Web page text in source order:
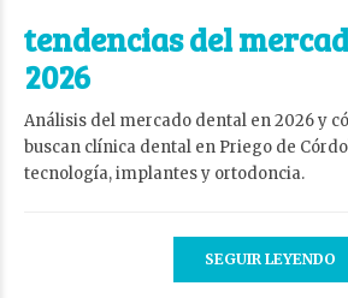
tendencias del
2026
Análisis del mercado dental en 2026 y
buscan clínica dental en Priego de
tecnología, implantes y ortodoncia.
SEGUIR LEYENDO